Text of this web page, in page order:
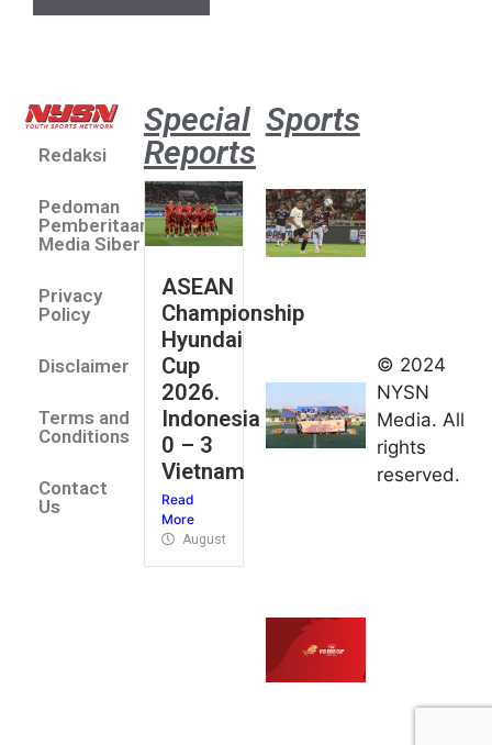
Redaksi
Pedoman
Pemberitaan
Media Siber
Privacy
Policy
Disclaimer
Terms and
Conditions
Contact
Us
Special
Reports
ASEAN
Championship
Hyundai
Cup
2026.
Indonesia
0 – 3
Vietnam
Read
More
August 4, 2026
Sports
umum
Kejurnas
Panahan
Junior di
Kudus
grup
© 2024
NYSN
Media. All
rights
reserved.